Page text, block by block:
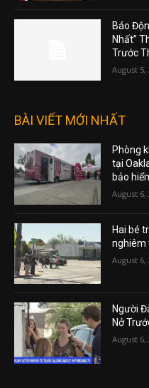
Báo
Nhất”
Trước
August 5,
BÀI VIẾT MỚI NHẤT
Phòng
tại
bảo
August 6,
Hai bé
nghiêm
August 6,
Người
Nở
August 6,